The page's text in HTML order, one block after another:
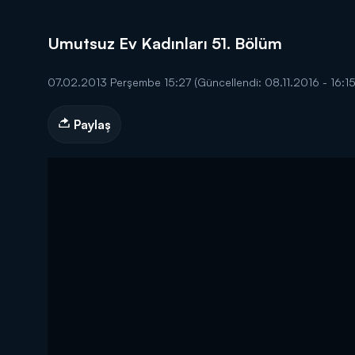
Umutsuz Ev Kadınları 51. Bölüm
07.02.2013 Perşembe 15:27 (Güncellendi: 08.11.2016 -
Paylaş